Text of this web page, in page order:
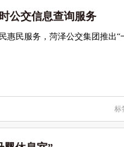
公交信息查询服务
惠民服务，菏泽公交集团推出“
标